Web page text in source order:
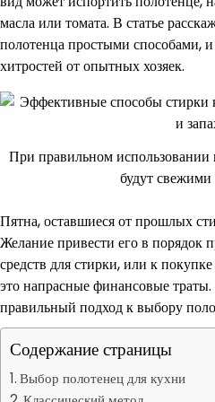
масла или томата. В статье
полотенца простыми способами,
хитростей от опытных хозяек.
При правильном использовании
будут
Пятна, оставшиеся от прошлых
Желание привести его в порядок
средств для стирки, или к
это напрасные финансовые
правильный подход к выбору
Содержание страницы
Выбор полотенец для кухни